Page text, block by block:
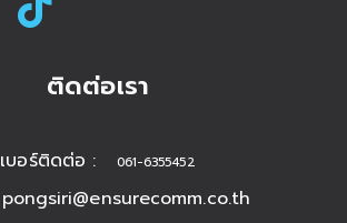
ติดต่อเรา
เบอร์ติดต่อ : 061-6355452
pongsiri@ensurecomm.co.th